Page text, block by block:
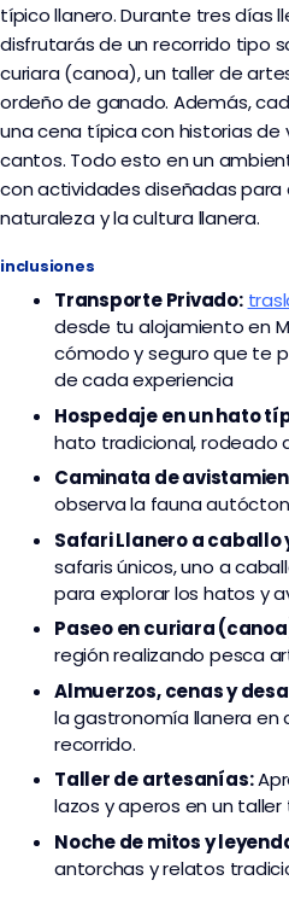
típico llanero. Durante tres días
disfrutarás de un recorrido tipo
curiara (canoa), un taller de
ordeño de ganado. Además,
una cena típica con historias de
cantos. Todo esto en un
con actividades diseñadas
naturaleza y la cultura llanera.
inclusiones
TransportePrivado:
desde tu alojamiento en
cómodo y seguro que te
de cada experiencia
Hospedaje en un hato
hato tradicional, rodeado
Caminata de
observa la fauna
Safari Llanero a caballo
safaris únicos, uno a
para explorar los hatos y
Paseo en curiara
región realizando pesca
Almuerzos, cenas y
la gastronomía llanera
recorrido.
Taller de artesanías:
lazos y aperos en un taller
Noche de mitos y
antorchas y relatos